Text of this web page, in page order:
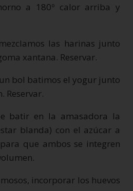
a 180º calor arriba y
las harinas junto
xantana. Reservar.
bol batimos el yogur junto
Reservar.
batir en la amasadora la
blanda) con el azúcar a
que ambos se integren
incorporar los huevos